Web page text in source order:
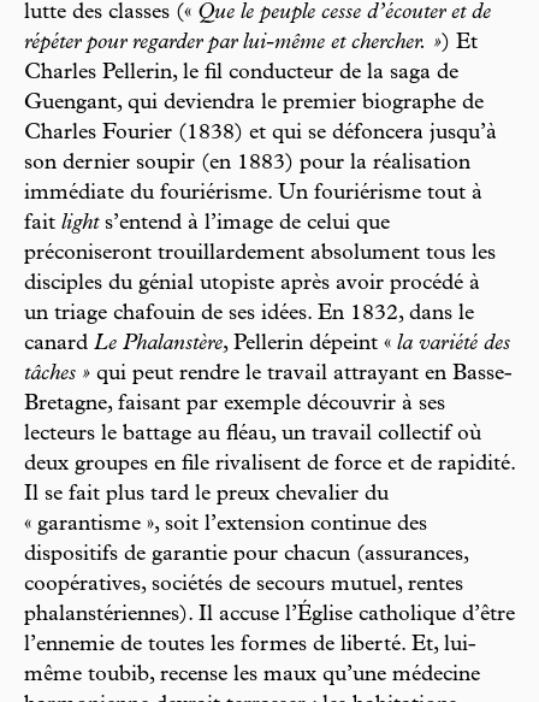
lutte des classes (« Que le peuple cesse d’écouter et de
répéter pour regarder par lui-même et chercher. ») Et
Charles Pellerin, le fil conducteur de la saga de
Guengant, qui deviendra le premier biographe de
Charles Fourier (1838) et qui se défoncera jusqu’à
son dernier soupir (en 1883) pour la réalisation
immédiate du fouriérisme. Un fouriérisme tout à
fait light s’entend à l’image de celui que
préconiseront trouillardement absolument tous les
disciples du génial utopiste après avoir procédé à
un triage chafouin de ses idées. En 1832, dans le
canard Le Phalanstère, Pellerin dépeint « la variété des
tâches » qui peut rendre le travail attrayant en Basse-
Bretagne, faisant par exemple découvrir à ses
lecteurs le battage au fléau, un travail collectif où
deux groupes en file rivalisent de force et de rapidité.
Il se fait plus tard le preux chevalier du
« garantisme », soit l’extension continue des
dispositifs de garantie pour chacun (assurances,
coopératives, sociétés de secours mutuel, rentes
phalanstériennes). Il accuse l’Église catholique d’être
l’ennemie de toutes les formes de liberté. Et, lui-
même toubib, recense les maux qu’une médecine